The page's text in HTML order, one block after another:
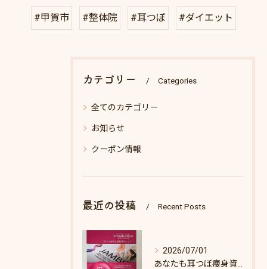
#甲賀市 #整体院 #耳つぼ #ダイエット
カテゴリー Categories
全てのカテゴリー
お知らせ
クーポン情報
最近の投稿 Recent Posts
2026/07/01